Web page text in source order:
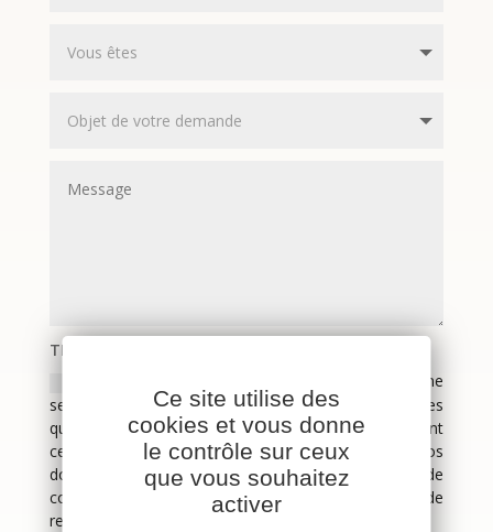
TRAITEMENT DE VOS DONNÉES PERSONNELLES
Les données que vous nous communiquerez ne
seront pas transmises à des tiers et ne seront utilisées
que pour le traitement de votre demande. En validant
ce formulaire, vous consentez au stockage de vos
données conformément à notre politique de
confidentialité. Vous disposez d'un droit d'accès et de
rectification aux informations vous concernant.
Ce site utilise des
cookies et vous donne
le contrôle sur ceux
que vous souhaitez
activer